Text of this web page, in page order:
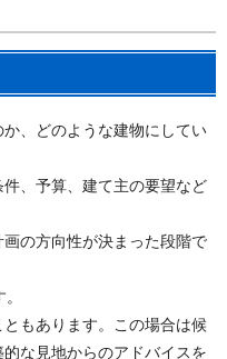
、どのような建物にしてい
、予算、建て主の要望など
の方向性が決まった段階で
もあります。この場合は候
な見地からのアドバイスを